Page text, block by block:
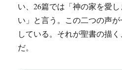
い、26篇では「神の家を愛
い」と言う。この二つの声
している。それが聖書の描
だ。